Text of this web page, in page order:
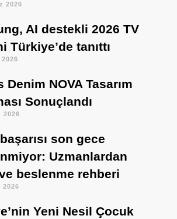
2026
AI destekli 2026 TV
Türkiye’de tanıttı
Denim NOVA Tasarım
Sonuçlandı
2026
son gece
Uzmanlardan
beslenme rehberi
2026
Yeni Nesil Çocuk